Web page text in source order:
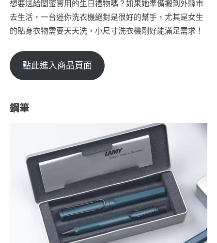
想要送給閨蜜實用的生日禮物嗎？如果她準備搬到外縣市
去生活，一台迷你洗衣機絕對是很好的幫手，尤其是女生
的貼身衣物需要天天洗，小尺寸洗衣機剛好能滿足需求！
點此進入商品頁面
鋼筆